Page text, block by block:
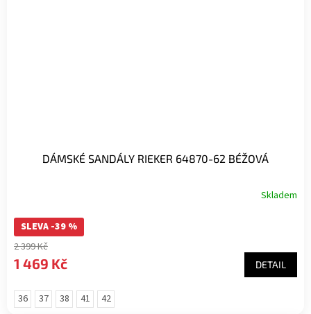
DÁMSKÉ SANDÁLY RIEKER 64870-62 BÉŽOVÁ
Skladem
SLEVA -39 %
2 399 Kč
1 469 Kč DETAIL
36 37 38 41 42